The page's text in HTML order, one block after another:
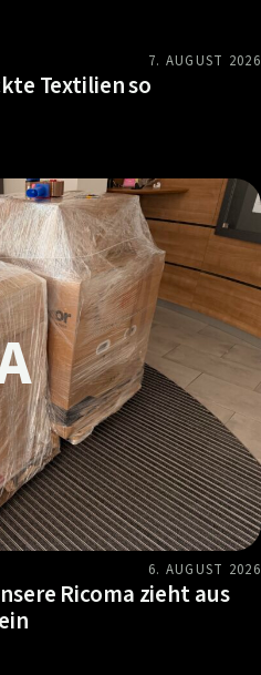
7. AUGUST 2026
Textilien so
6. AUGUST 2026
Ricoma zieht aus